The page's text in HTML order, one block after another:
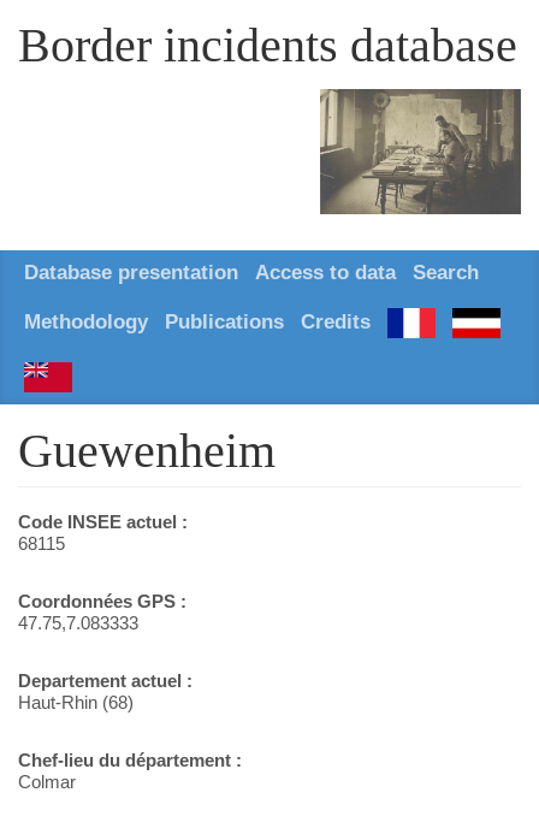
Border incidents database
Database presentation Access to data Search
Methodology Publications Credits
Guewenheim
Code INSEE actuel :
68115
Coordonnées GPS :
47.75,7.083333
Departement actuel :
Haut-Rhin (68)
Chef-lieu du département :
Colmar